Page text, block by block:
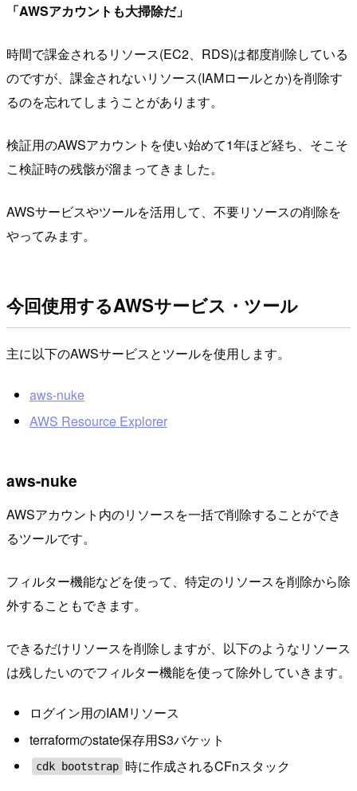
「AWSアカウントも大掃除だ」
時間で課金されるリソース(EC2、RDS)は都度削除している
のですが、課金されないリソース(IAMロールとか)を削除す
るのを忘れてしまうことがあります。
検証用のAWSアカウントを使い始めて1年ほど経ち、そこそ
こ検証時の残骸が溜まってきました。
AWSサービスやツールを活用して、不要リソースの削除を
やってみます。
今回使用するAWSサービス・ツール
主に以下のAWSサービスとツールを使用します。
aws-nuke
AWS Resource Explorer
aws-nuke
AWSアカウント内のリソースを一括で削除することができ
るツールです。
フィルター機能などを使って、特定のリソースを削除から除
外することもできます。
できるだけリソースを削除しますが、以下のようなリソース
は残したいのでフィルター機能を使って除外していきます。
ログイン用のIAMリソース
terraformのstate保存用S3バケット
cdk bootstrap 時に作成されるCFnスタック